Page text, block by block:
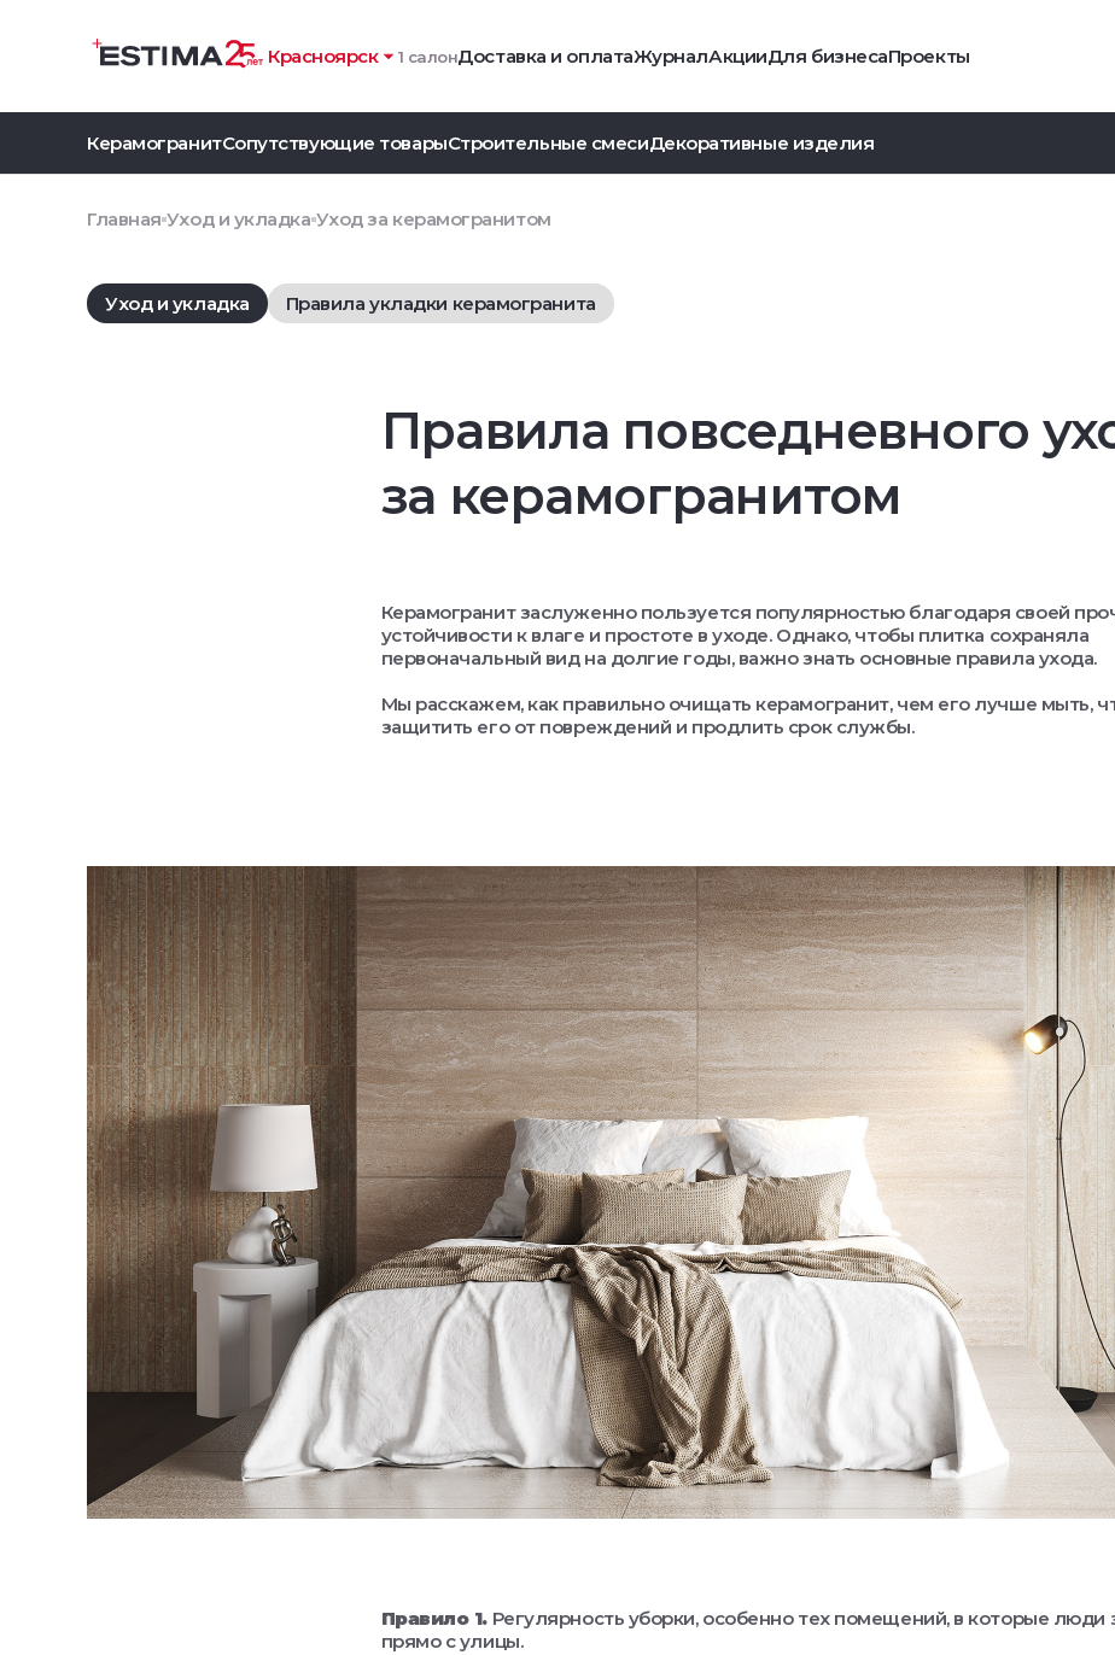
Красноярск 1 салонДоставка и оплатаЖурналАкцииДля бизнесаПроекты
КерамогранитСопутствующие товарыСтроительные смесиДекоративные изделия
Главная Уход и укладка Уход за керамогранитом
Уход и укладка Правила укладки керамогранита
Правила повседневного
за керамогранитом
Керамогранит заслуженно пользуется популярностью благодаря своей
устойчивости к влаге и простоте в уходе. Однако, чтобы плитка сохраняла
первоначальный вид на долгие годы, важно знать основные правила ухода.
Мы расскажем, как правильно очищать керамогранит, чем его лучше мыть,
защитить его от повреждений и продлить срок службы.
Правило 1. Регулярность уборки, особенно тех помещений, в которые люди
прямо с улицы.